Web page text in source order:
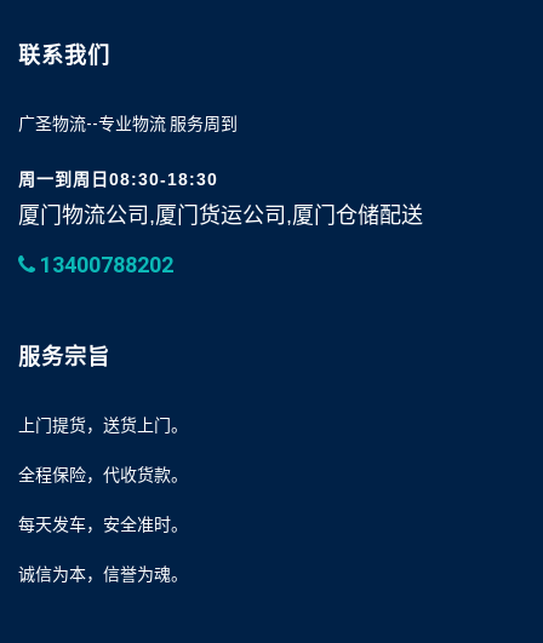
联系我们
广圣物流--专业物流 服务周到
周一到周日08:30-18:30
厦门物流公司,厦门货运公司,厦门仓储配送
13400788202
服务宗旨
上门提货，送货上门。
全程保险，代收货款。
每天发车，安全准时。
诚信为本，信誉为魂。